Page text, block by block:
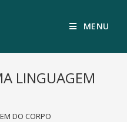
MENU
LINGUAGEM
DO CORPO